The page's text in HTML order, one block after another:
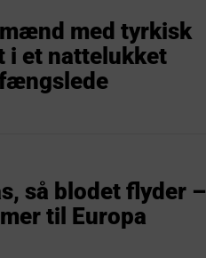
med tyrkisk
i et nattelukket
så blodet flyder –
til Europa